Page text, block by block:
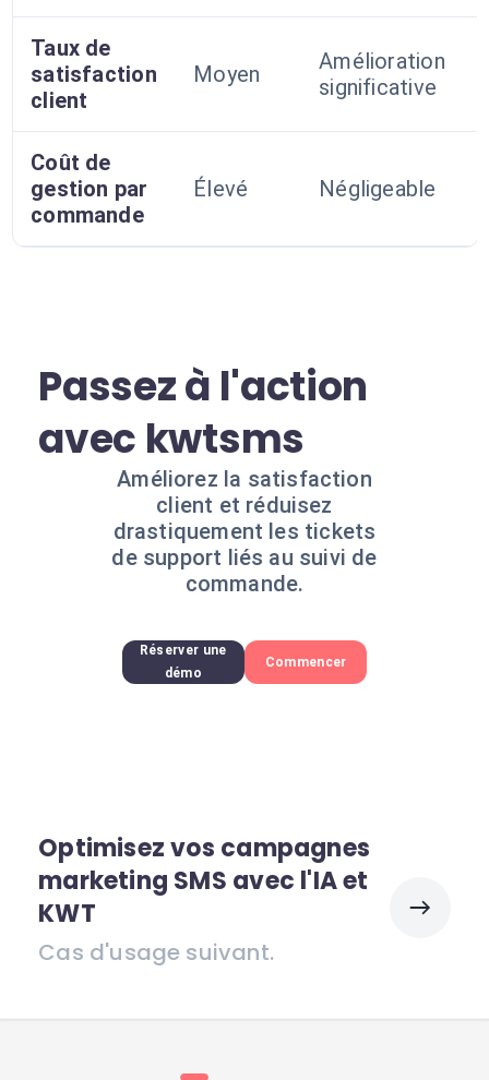
Taux de
satisfaction
client
Moyen
Amélioration
significative
Coût de
gestion par
commande
Élevé Négligeable
Passez à l'action
avec kwtsms
Améliorez la satisfaction
client et réduisez
drastiquement les tickets
de support liés au suivi de
commande.
Réserver une
démo
Commencer
Optimisez vos campagnes
marketing SMS avec l'IA et
KWT
Cas d'usage suivant.